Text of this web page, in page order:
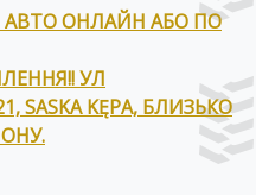
АВТО ОНЛАЙН АБО ПО
УЛ
SASKA KĘPA, БЛИЗЬКО